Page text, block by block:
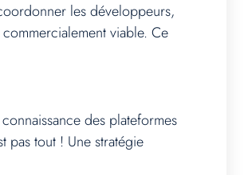
les développeurs,
viable. Ce
des plateformes
pas tout ! Une stratégie